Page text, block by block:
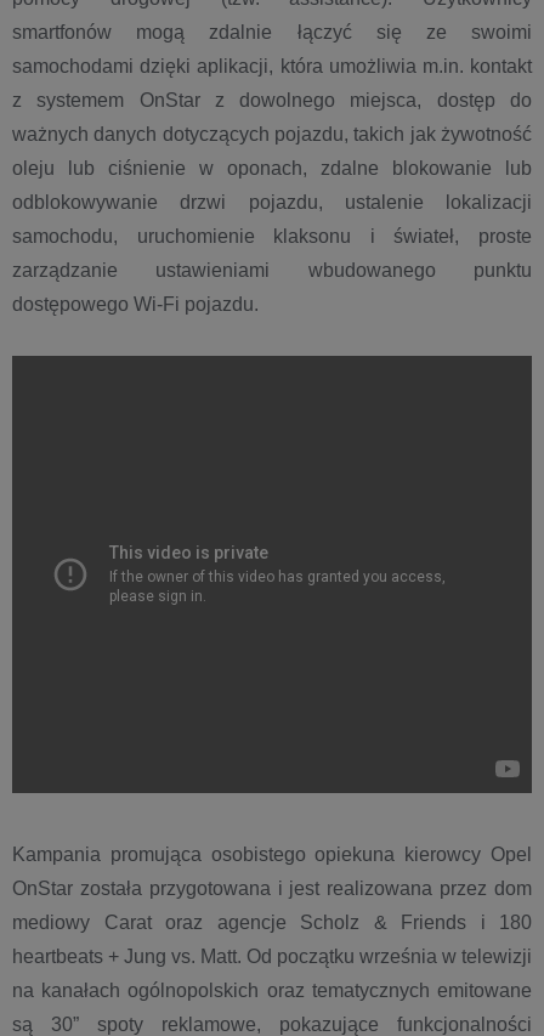
smartfonów mogą zdalnie łączyć się ze swoimi
samochodami dzięki aplikacji, która umożliwia m.in. kontakt
z systemem OnStar z dowolnego miejsca, dostęp do
ważnych danych dotyczących pojazdu, takich jak żywotność
oleju lub ciśnienie w oponach, zdalne blokowanie lub
odblokowywanie drzwi pojazdu, ustalenie lokalizacji
samochodu, uruchomienie klaksonu i świateł, proste
zarządzanie ustawieniami wbudowanego punktu
dostępowego Wi-Fi pojazdu.
Kampania promująca osobistego opiekuna kierowcy Opel
OnStar została przygotowana i jest realizowana przez dom
mediowy Carat oraz agencje Scholz & Friends i 180
heartbeats + Jung vs. Matt. Od początku września w telewizji
na kanałach ogólnopolskich oraz tematycznych emitowane
są 30” spoty reklamowe, pokazujące funkcjonalności